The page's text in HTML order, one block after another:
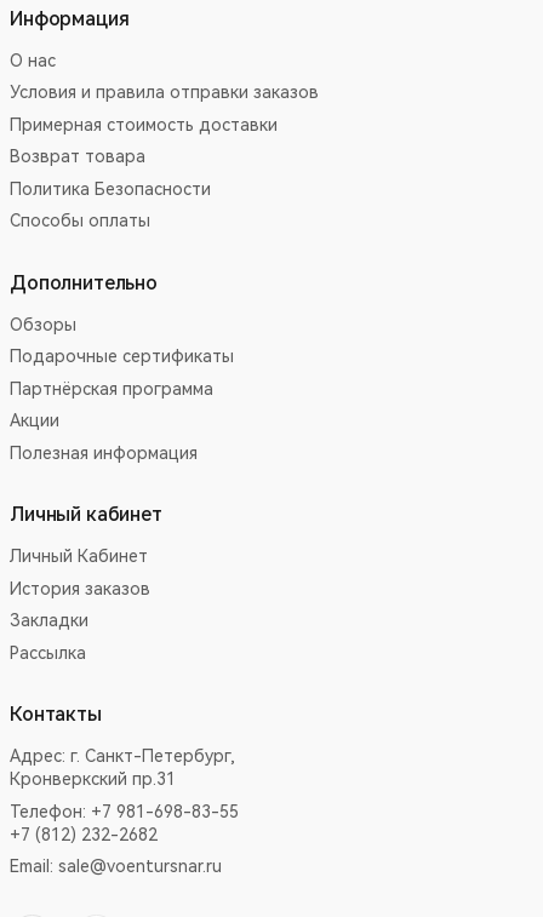
Информация
О нас
Условия и правила отправки заказов
Примерная стоимость доставки
Возврат товара
Политика Безопасности
Способы оплаты
Дополнительно
Обзоры
Подарочные сертификаты
Партнёрская программа
Акции
Полезная информация
Личный кабинет
Личный Кабинет
История заказов
Закладки
Рассылка
Контакты
Адрес: г. Санкт-Петербург,
Кронверкский пр.31
Телефон: +7 981-698-83-55
+7 (812) 232-2682
Email: sale@voentursnar.ru